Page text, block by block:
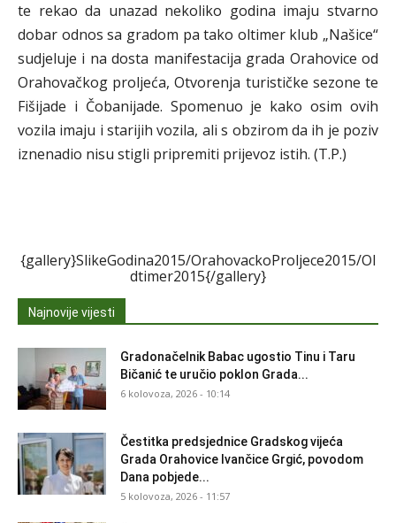
te rekao da unazad nekoliko godina imaju stvarno
dobar odnos sa gradom pa tako oltimer klub „Našice“
sudjeluje i na dosta manifestacija grada Orahovice od
Orahovačkog proljeća, Otvorenja turističke sezone te
Fišijade i Čobanijade. Spomenuo je kako osim ovih
vozila imaju i starijih vozila, ali s obzirom da ih je poziv
iznenadio nisu stigli pripremiti prijevoz istih. (T.P.)
{gallery}SlikeGodina2015/OrahovackoProljece2015/Ol
dtimer2015{/gallery}
Najnovije vijesti
Gradonačelnik Babac ugostio Tinu i Taru
Bičanić te uručio poklon Grada...
6 kolovoza, 2026 - 10:14
Čestitka predsjednice Gradskog vijeća
Grada Orahovice Ivančice Grgić, povodom
Dana pobjede...
5 kolovoza, 2026 - 11:57